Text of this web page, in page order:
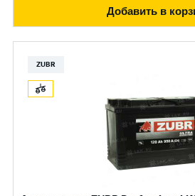
Добавить в
ZUBR